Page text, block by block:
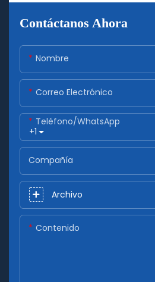
Contáctanos Ahora
Nombre
Correo Electrónico
+1
Teléfono/WhatsApp
Compañía
Archivo
Contenido